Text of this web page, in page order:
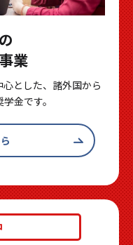
業
とした、諸外国から
金です。